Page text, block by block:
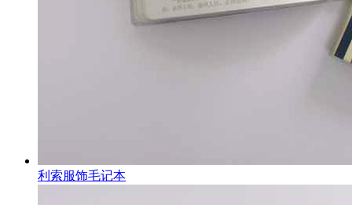
利索服饰毛记本